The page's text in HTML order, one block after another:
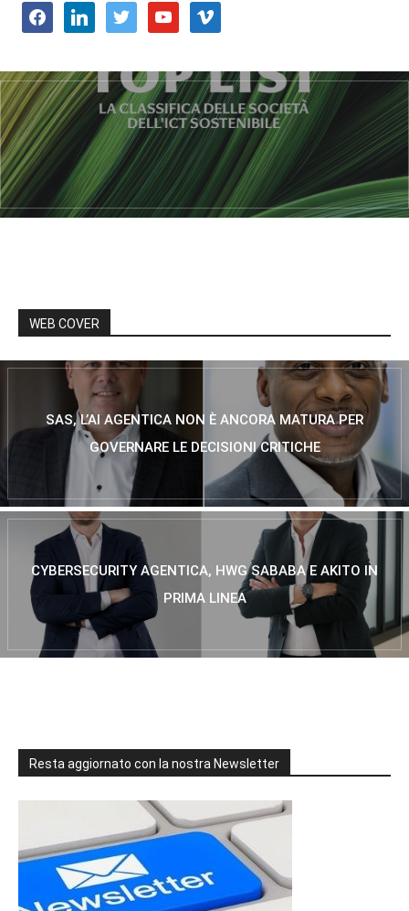
facebooklinkedin twitter youtube vimeo
WEB COVER
SAS, L’AI AGENTICA NON È ANCORA MATURA PER
GOVERNARE LE DECISIONI CRITICHE
CYBERSECURITY AGENTICA, HWG SABABA E AKITO IN
PRIMA LINEA
Resta aggiornato con la nostra Newsletter